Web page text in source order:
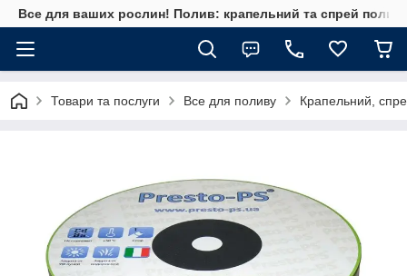
Все для ваших рослин! Полив: крапельний та спрей полив,
Товари та послуги Все для поливу Крапельний,